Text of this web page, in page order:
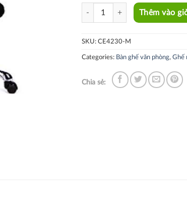
CE4230-M quantity
Thêm vào
SKU: CE4230-M
Categories: Bàn ghế văn phòng, Ghế
Chia sẻ: